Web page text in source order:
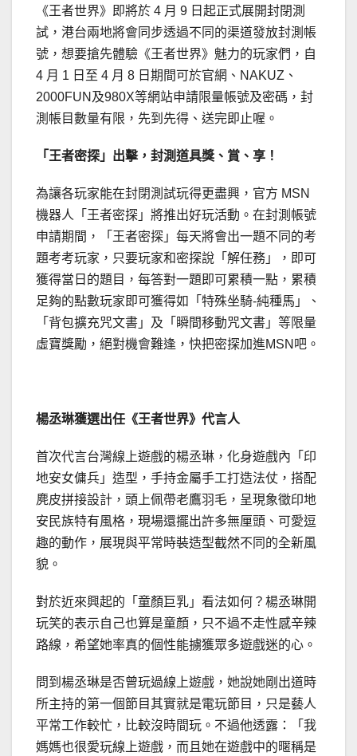
《王者世界》即將於 4 月 9 日起正式展開封閉測
試，港台兩地將會同步透過不同的渠道發放封測帳
號，想要搶先體驗《王者世界》魅力的玩家們，自
4 月 1 日至 4 月 8 日期間可於官網、NAKUZ、
2000FUN及980X等網站申請限量帳號及密碼，封
測帳目數量有限，先到先得、送完即止喔。
「王者密探」出擊，封測道具獎、賞、享！
為讓各玩家能在封閉測試玩得更盡興，官方 MSN
機器人「王者密探」將推出好玩活動。在封測帳號
申請期間，「王者密探」每天將會出一題不同的考
題考考玩家，只要玩家和密探說「解任務」，即可
獲得當日的題目，每答對一題即可累積一點，累積
足夠的點數玩家即可獲得如「特殊坐騎-純種馬」、
「背包擴充咒文書」及「瞬間移動咒文書」等限量
虛寶獎勵，絕對機會難逢，快把密探加進MSN吧。
楊丞琳獲選出任《王者世界》代言人
首次代言台灣線上遊戲的楊丞琳，化身遊戲內「印
地安女傭兵」造型，手持金屬手工打造法仗，搭配
麂皮拼接設計，頭上佩帶老鷹羽毛，呈現象徵印地
安民族特有風格，現場還擺出許多無厘頭、可愛逗
趣的動作，展現與平常時裝造型截然不同的全新風
貌。
對於近來興起的「童顏巨乳」看法如何？楊丞琳開
玩笑的表示自己也算是童顏，只不過不走性感辛辣
路線，希望她率真的個性能擄獲眾多遊戲迷的心。
問到楊丞琳是否曾玩過線上遊戲，她說她剛出道時
所主持的第一個節目其實就是電玩節目，只是藝人
平常工作較忙，比較沒時間玩。不過他透露：「我
媽媽也很愛玩線上遊戲，而且她在遊戲中的暱稱是